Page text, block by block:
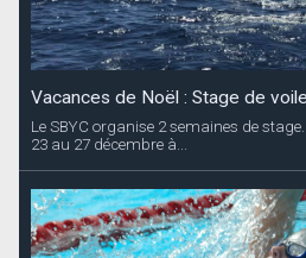
Vacances de Noël : Stage de voile
Le SBYC organise 2 semaines de
23 au 27 décembre à...